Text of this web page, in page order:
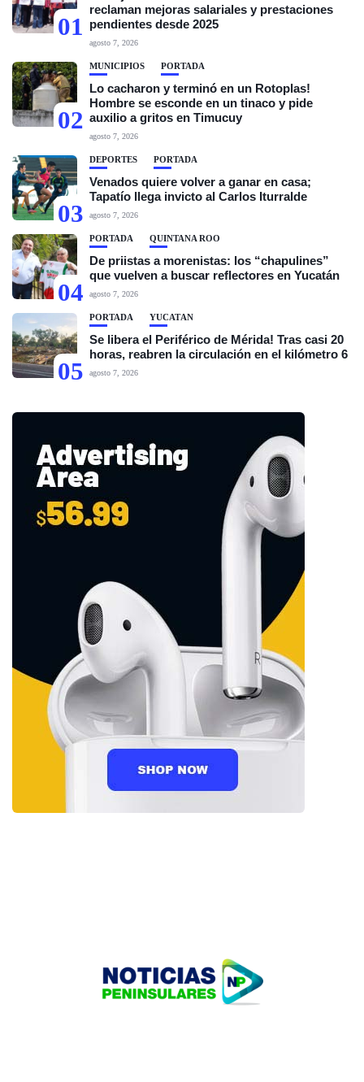
01
reclaman mejoras salariales y prestaciones
pendientes desde 2025
agosto 7, 2026
02
MUNICIPIOS PORTADA
Lo cacharon y terminó en un Rotoplas!
Hombre se esconde en un tinaco y pide
auxilio a gritos en Timucuy
agosto 7, 2026
03
DEPORTES PORTADA
Venados quiere volver a ganar en casa;
Tapatío llega invicto al Carlos Iturralde
agosto 7, 2026
04
PORTADA QUINTANA ROO
De priistas a morenistas: los “chapulines”
que vuelven a buscar reflectores en Yucatán
agosto 7, 2026
05
PORTADA YUCATÁN
Se libera el Periférico de Mérida! Tras casi 20
horas, reabren la circulación en el kilómetro 6
agosto 7, 2026